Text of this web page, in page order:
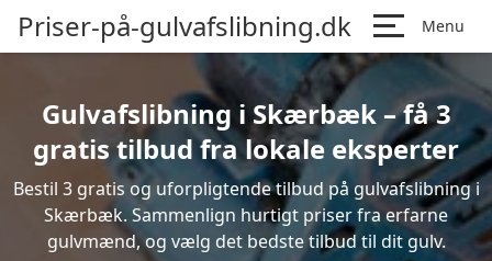
Priser-på-gulvafslibning.dk Menu
Gulvafslibning i Skærbæk – få 3
gratis tilbud fra lokale eksperter
Bestil 3 gratis og uforpligtende tilbud på gulvafslibning i
Skærbæk. Sammenlign hurtigt priser fra erfarne
gulvmænd, og vælg det bedste tilbud til dit gulv.